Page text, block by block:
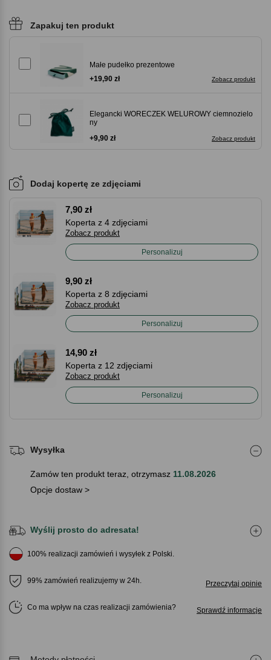
Zapakuj ten produkt
Małe pudełko prezentowe
Zobacz produkt
+19,90 zł
Elegancki WORECZEK WELUROWY ciemnozielo
ny
Zobacz produkt
+9,90 zł
Dodaj kopertę ze zdjęciami
7,90 zł
Koperta z 4 zdjęciami
Zobacz produkt
Personalizuj
9,90 zł
Koperta z 8 zdjęciami
Zobacz produkt
Personalizuj
14,90 zł
Koperta z 12 zdjęciami
Zobacz produkt
Personalizuj
Wysyłka
Zamów ten produkt teraz, otrzymasz 11.08.2026
Opcje dostaw >
Wyślij prosto do adresata!
100% realizacji zamówień i wysyłek z Polski.
99% zamówień realizujemy w 24h. Przeczytaj opinie
Co ma wpływ na czas realizacji zamówienia Sprawdź informacje